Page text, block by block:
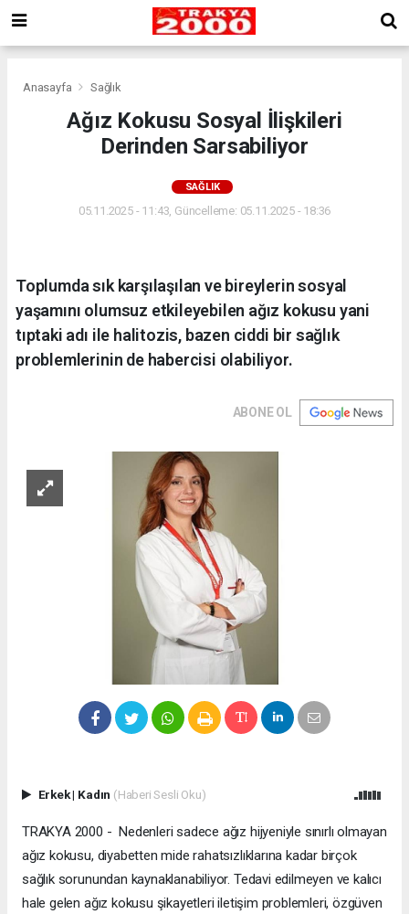
Anasayfa Sağlık
Ağız Kokusu Sosyal İlişkileri
Derinden Sarsabiliyor
SAĞLIK
05.11.2025 - 11:43, Güncelleme: 05.11.2025 - 18:36
Toplumda sık karşılaşılan ve bireylerin sosyal
yaşamını olumsuz etkileyebilen ağız kokusu yani
tıptaki adı ile halitozis, bazen ciddi bir sağlık
problemlerinin de habercisi olabiliyor.
ABONE OL
Erkek| Kadın (Haberi Sesli Oku)
TRAKYA 2000 - Nedenleri sadece ağız hijyeniyle sınırlı olmayan
ağız kokusu, diyabetten mide rahatsızlıklarına kadar birçok
sağlık sorunundan kaynaklanabiliyor. Tedavi edilmeyen ve kalıcı
hale gelen ağız kokusu şikayetleri iletişim problemleri, özgüven